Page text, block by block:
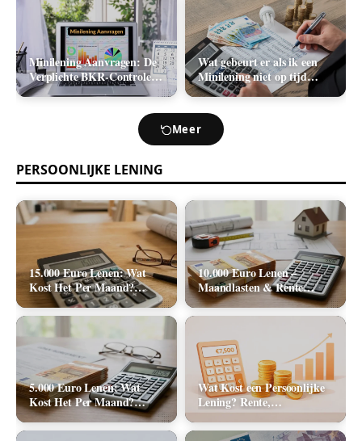
Minilening Aanvragen: De
Verplichte BKR-Controle
en de Realistische
Wat gebeurt er als ik een
Minilening niet op tijd
terugbetaal? (Boetes en
Meer
PERSOONLIJKE LENING
15.000 Euro Lenen: Wat
Kost Het Per Maand?
(Rente & Tabel 2026)
10.000 Euro Lenen –
Maandlasten & Rente
Berekenen (2026)
5.000 Euro Lenen: Wat
Kost Het Per Maand?
(Rente & Maandlasten
2026)
Wat Kost een Persoonlijke
Lening? Rente,
Rekenvoorbeelden en Totale
Kosten (2026)